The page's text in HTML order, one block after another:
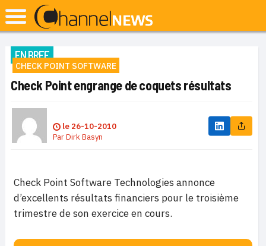
EN BREF
CHECK POINT SOFTWARE
Check Point engrange de coquets résultats
le 26-10-2010
ParDirk Basyn
Check Point Software Technologies annonce
d’excellents résultats financiers pour le troisième
trimestre de son exercice en cours.